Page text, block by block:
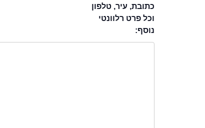
כתובת, עיר, טלפון
וכל פרט רלוונטי
נוסף: